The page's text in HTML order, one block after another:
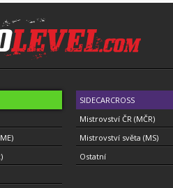
SIDECARCROSS
Mistrovství ČR (MČR)
Mistrovství světa (MS)
Ostatní